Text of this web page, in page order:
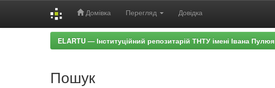
Домівка Перегляд Довідка
ELARTU — Інституційний репозитарій ТНТУ імені Івана Пулюя
Пошук